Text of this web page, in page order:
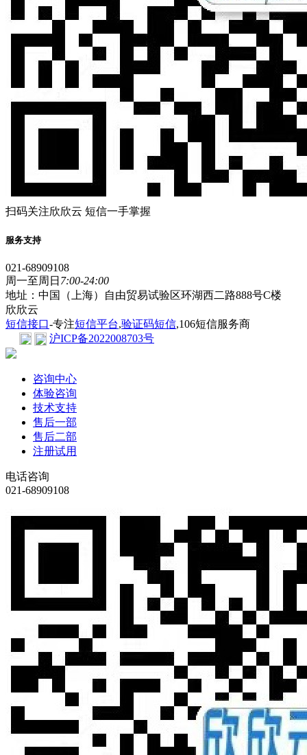
扫码关注欣欣云 短信一手掌握
服务支持
021-68909108
周一至周日 7:00-24:00
地址：中国（上海）自由贸易试验区环湖西二路888号C楼
欣欣云
短信接口-专注短信平台,验证码短信,106短信服务商
沪ICP备2022008703号
咨询中心
体验咨询
技术支持
售后一部
售后二部
注册试用
电话咨询
021-68909108